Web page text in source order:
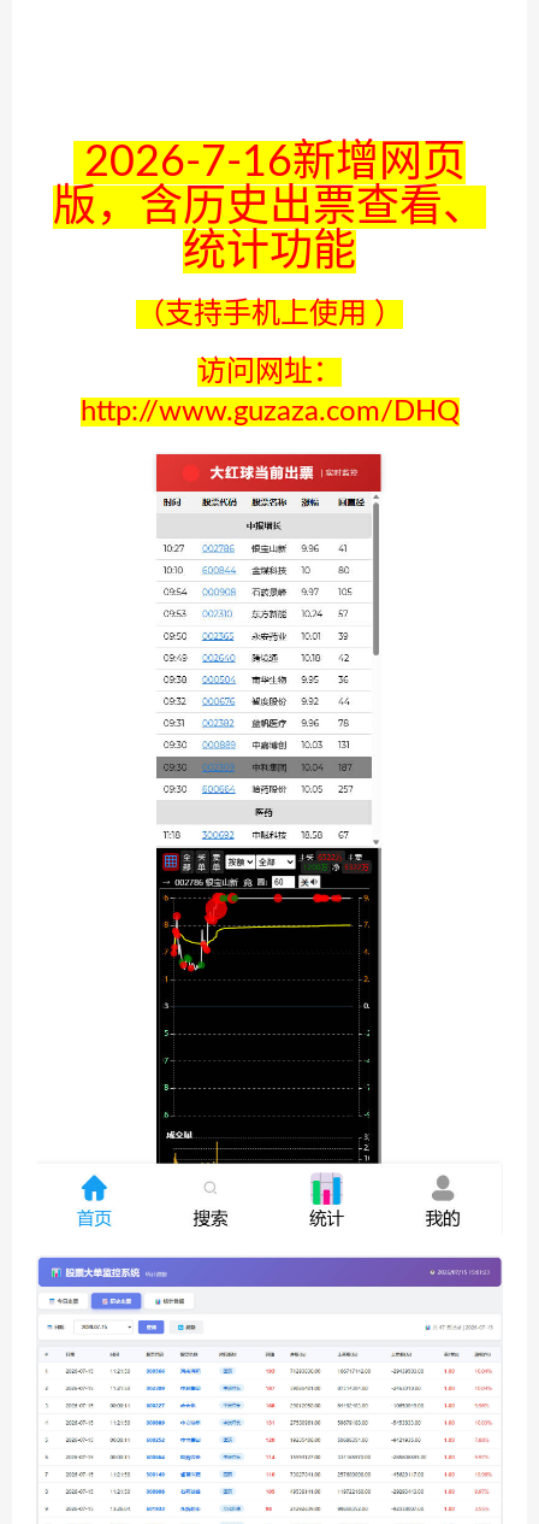
2026-7-16新增网页
版，含历史出票查看、
统计功能
（支持手机上使用 ）
访问网址：
http://www.guzaza.com/DHQ